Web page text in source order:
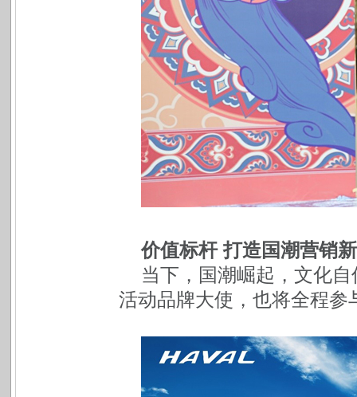
价值标杆 打造国潮营销
当下，国潮崛起，文化
活动品牌大使，也将全程参